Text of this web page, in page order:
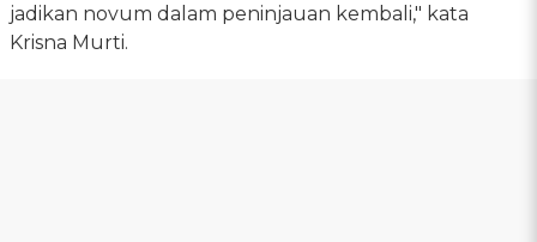
jadikan novum dalam peninjauan kembali," kata
Krisna Murti.